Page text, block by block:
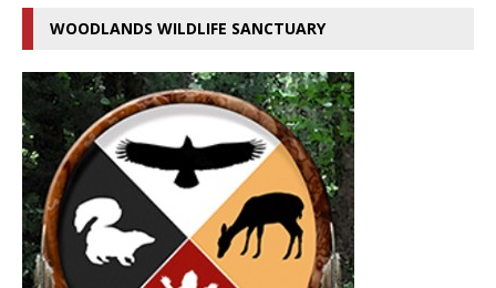
WOODLANDS WILDLIFE SANCTUARY